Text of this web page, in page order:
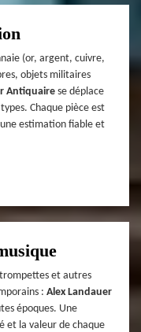
(or, argent, cuivre,
objets militaires
Antiquaire se déplace
Chaque pièce est
estimation fiable et
et autres
: Alex Landauer
époques. Une
et la valeur de chaque